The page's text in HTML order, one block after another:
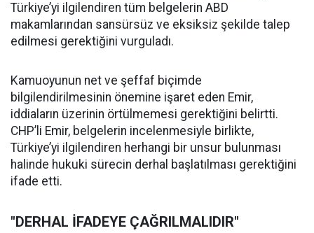
Türkiye’yi ilgilendiren tüm belgelerin ABD
makamlarından sansürsüz ve eksiksiz şekilde talep
edilmesi gerektiğini vurguladı.
Kamuoyunun net ve şeffaf biçimde
bilgilendirilmesinin önemine işaret eden Emir,
iddiaların üzerinin örtülmemesi gerektiğini belirtti.
CHP’li Emir, belgelerin incelenmesiyle birlikte,
Türkiye’yi ilgilendiren herhangi bir unsur bulunması
halinde hukuki sürecin derhal başlatılması gerektiğini
ifade etti.
"DERHAL İFADEYE ÇAĞRILMALIDIR"